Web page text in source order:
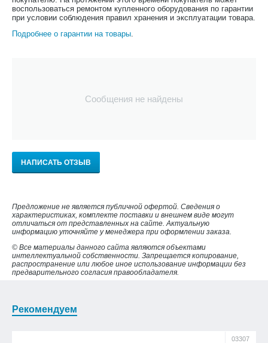
воспользоваться ремонтом купленного оборудования по гарантии
при условии соблюдения правил хранения и эксплуатации товара.
Подробнее о гарантии на товары
Сообщения не найдены
НАПИСАТЬ ОТЗЫВ
Предложение не является публичной офертой. Сведения о
характеристиках, комплекте поставки и внешнем виде могут
отличаться от представленных на сайте. Актуальную
информацию уточняйте у менеджера при оформлении заказа.
© Все материалы данного сайта являются объектами
интеллектуальной собственности. Запрещается копирование,
распространение или любое иное использование информации без
предварительного согласия правообладателя.
Рекомендуем
03307